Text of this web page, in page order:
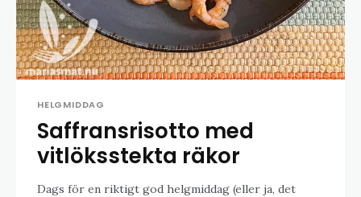
HELGMIDDAG
Saffransrisotto med
vitlöksstekta räkor
Dags för en riktigt god helgmiddag (eller ja, det